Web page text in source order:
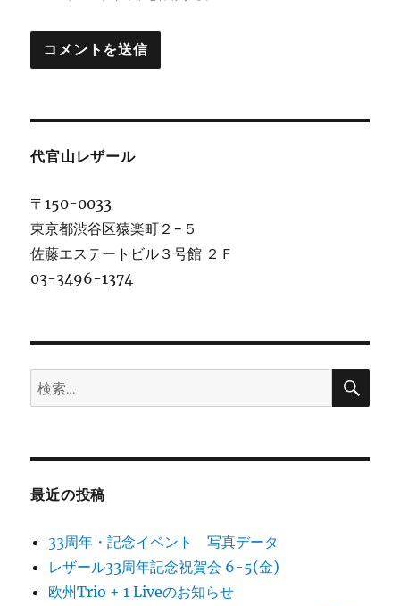
代官山レザール
〒150-0033
東京都渋谷区猿楽町２−５
佐藤エステートビル３号館 ２Ｆ
03-3496-1374
検
索:
検
最近の投稿
33周年・記念イベント 写真データ
レザール33周年記念祝賀会 6-5(金)
欧州Trio + 1 Liveのお知らせ